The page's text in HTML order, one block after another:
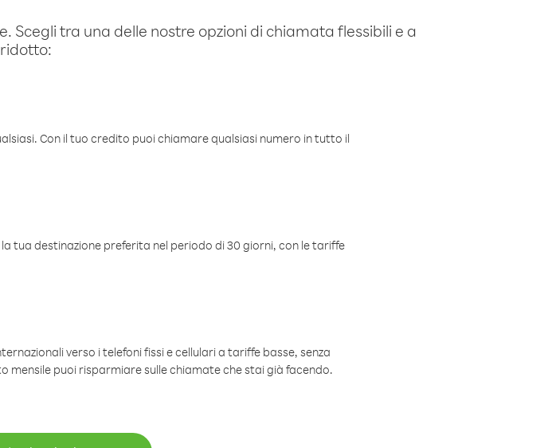
tra una delle nostre opzioni di chiamata flessibili e a
Con il tuo credito puoi chiamare qualsiasi numero in tutto il
tua destinazione preferita nel periodo di 30 giorni, con le tariffe
verso i telefoni fissi e cellulari a tariffe basse, senza
mensile puoi risparmiare sulle chiamate che stai già facendo.